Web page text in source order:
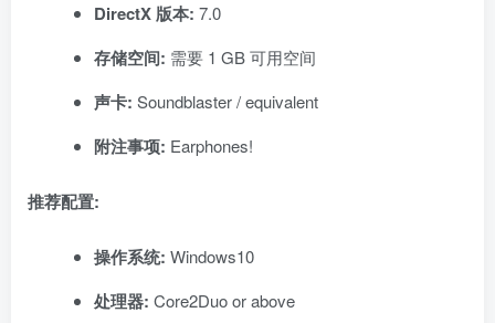
DirectX 版本: 7.0
存储空间: 需要 1 GB 可用空间
声卡: Soundblaster / equivalent
附注事项: Earphones!
推荐配置:
操作系统: Windows10
处理器: Core2Duo or above